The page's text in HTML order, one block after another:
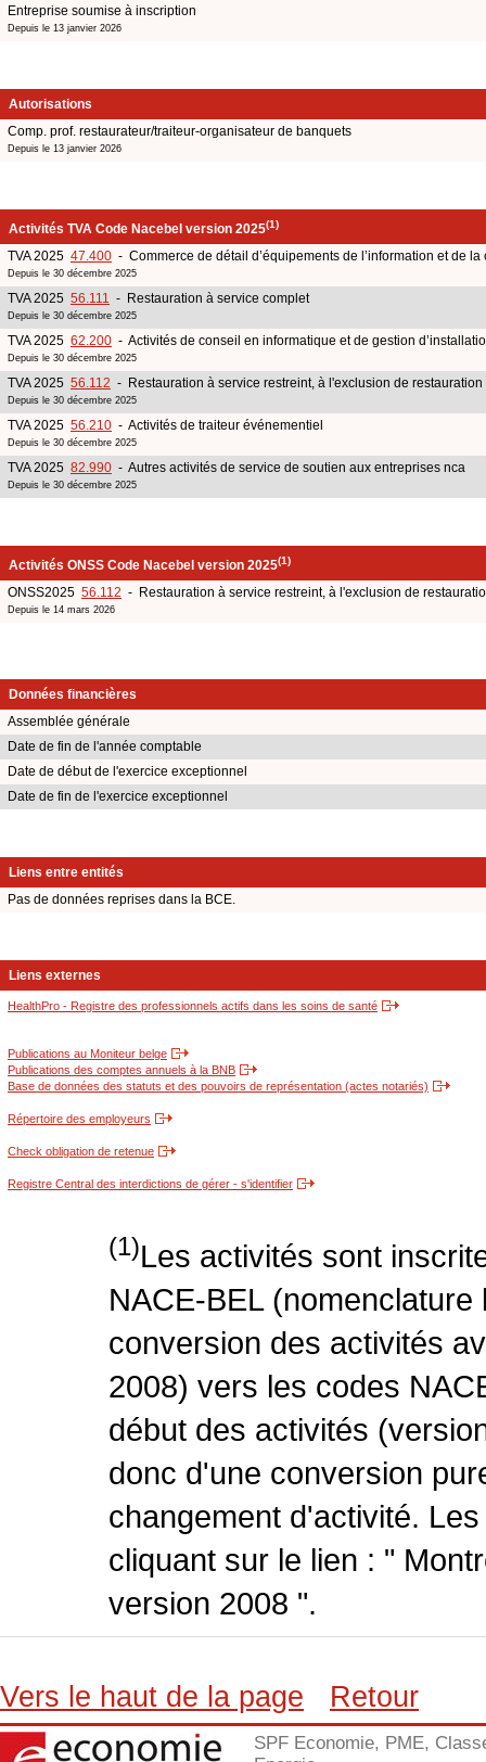
Entreprise soumise à inscription
Depuis le 13 janvier 2026
Autorisations
Comp. prof. restaurateur/traiteur-organisateur de banquets
Depuis le 13 janvier 2026
Activités TVA Code Nacebel version 2025(1)
TVA 2025 47.400 - Commerce de détail d’équipements de l’information et de la
Depuis le 30 décembre 2025
TVA 2025 56.111 - Restauration à service complet
Depuis le 30 décembre 2025
TVA 2025 62.200 - Activités de conseil en informatique et de gestion
Depuis le 30 décembre 2025
TVA 2025 56.112 - Restauration à service restreint, à l'exclusion de
Depuis le 30 décembre 2025
TVA 2025 56.210 - Activités de traiteur événementiel
Depuis le 30 décembre 2025
TVA 2025 82.990 - Autres activités de service de soutien aux entreprises nca
Depuis le 30 décembre 2025
Activités ONSS Code Nacebel version 2025(1)
ONSS2025 56.112 - Restauration à service restreint, à l'exclusion de
Depuis le 14 mars 2026
Données financières
Assemblée générale
Date de fin de l'année comptable
Date de début de l'exercice exceptionnel
Date de fin de l'exercice exceptionnel
Liens entre entités
Pas de données reprises dans la BCE.
Liens externes
HealthPro - Registre des professionnels actifs dans les soins de santé
Publications au Moniteur belge
Publications des comptes annuels à la BNB
Base de données des statuts et des pouvoirs de représentation (actes notariés)
Répertoire des employeurs
Check obligation de retenue
Registre Central des interdictions de gérer - s'identifier
(1)Les activités sont
NACE-BEL
conversion des activités
2008) vers les codes
début des activités
donc d'une conversion
changement d'activité.
cliquant sur le lien : "
version 2008 ".
Vers le haut de la page Retour
SPF Economie, PME,